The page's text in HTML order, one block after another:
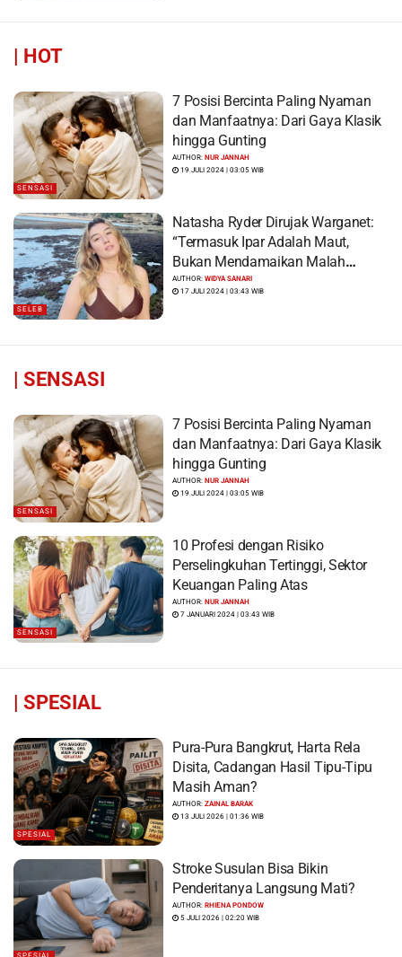
| HOT
SENSASI
7 Posisi Bercinta Paling Nyaman
dan Manfaatnya: Dari Gaya Klasik
hingga Gunting
AUTHOR:NUR JANNAH
19 JULI 2024 | 03:05 WIB
SELEB
Natasha Ryder Dirujak Warganet:
“Termasuk Ipar Adalah Maut,
Bukan Mendamaikan Malah
Menyiram Bensin”
AUTHOR:WIDYA SANARI
17 JULI 2024 | 03:43 WIB
| SENSASI
SENSASI
7 Posisi Bercinta Paling Nyaman
dan Manfaatnya: Dari Gaya Klasik
hingga Gunting
AUTHOR:NUR JANNAH
19 JULI 2024 | 03:05 WIB
SENSASI
10 Profesi dengan Risiko
Perselingkuhan Tertinggi, Sektor
Keuangan Paling Atas
AUTHOR:NUR JANNAH
7 JANUARI 2024 | 03:43 WIB
| SPESIAL
SPESIAL
Pura-Pura Bangkrut, Harta Rela
Disita, Cadangan Hasil Tipu-Tipu
Masih Aman?
AUTHOR:ZAINAL BARAK
13 JULI 2026 | 01:36 WIB
SPESIAL
Stroke Susulan Bisa Bikin
Penderitanya Langsung Mati?
AUTHOR:RHIENA PONDOW
5 JULI 2026 | 02:20 WIB